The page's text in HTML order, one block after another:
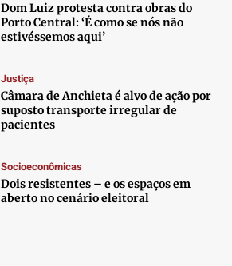
Dom Luiz protesta contra obras do
Porto Central: ‘É como se nós não
estivéssemos aqui’
Justiça
Câmara de Anchieta é alvo de ação por
suposto transporte irregular de
pacientes
Socioeconômicas
Dois resistentes – e os espaços em
aberto no cenário eleitoral